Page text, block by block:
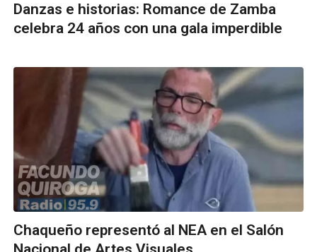
Danzas e historias: Romance de Zamba
celebra 24 años con una gala imperdible
Chaqueño representó al NEA en el Salón